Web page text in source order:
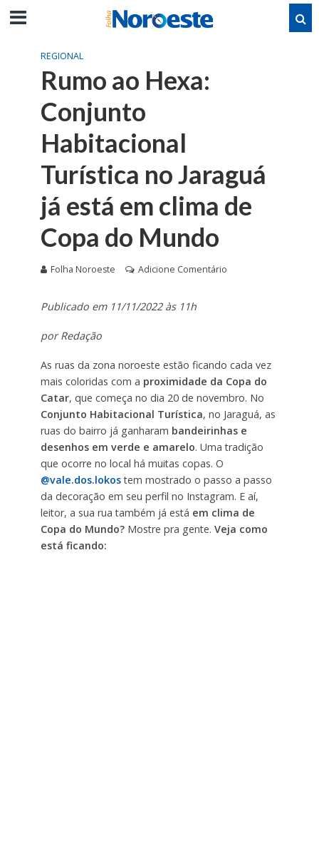
REGIONAL
Rumo ao Hexa:
Conjunto
Habitacional
Turística no Jaraguá
já está em clima de
Copa do Mundo
Folha Noroeste Adicione Comentário
Publicado em 11/11/2022 às 11h
por Redação
As ruas da zona noroeste estão ficando cada vez
mais coloridas com a proximidade da Copa do
Catar, que começa no dia 20 de novembro. No
Conjunto Habitacional Turística, no Jaraguá, as
ruas do bairro já ganharam bandeirinhas e
desenhos em verde e amarelo. Uma tradição
que ocorre no local há muitas copas. O
@vale.dos.lokostem mostrado o passo a passo
da decoração em seu perfil no Instagram. E aí,
leitor, a sua rua também já está em clima de
Copa do Mundo?Mostre pra gente. Veja como
está ficando: